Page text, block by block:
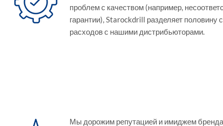
проблем с качеством (например,
гарантии), Starockdrill разделяет половину
расходов с нашими дистрибьюторами.
Мы дорожим репутацией и имиджем